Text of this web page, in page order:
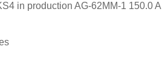
in production AG-62MM-1 150.0 A